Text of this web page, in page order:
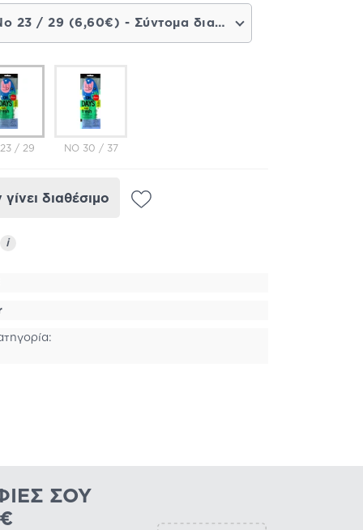
No 23 / 29 (6,60€) - Σύντομα διαθέσιμο
23 / 29 NO 30 / 37
διαθέσιμο
i
ΣΟΥ